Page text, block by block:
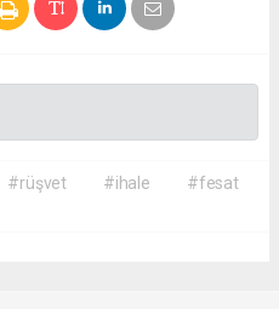
#rüşvet #ihale
#fesat